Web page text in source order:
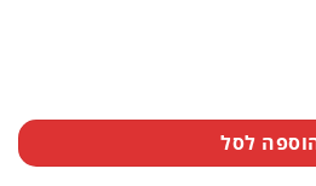
נידו באבל טי (יחידה בודדת)
לסל